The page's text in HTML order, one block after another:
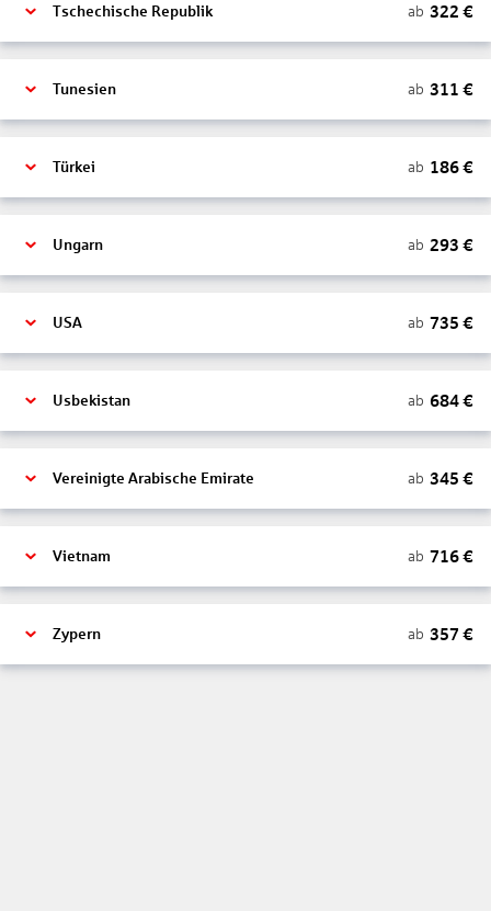
Tschechische Republik ab 322 €
Tunesien ab 311 €
Türkei ab 186€
Ungarn ab 293 €
USA ab 735 €
Usbekistan ab 684€
Vereinigte Arabische Emirate ab 345 €
Vietnam ab 716€
Zypern ab 357 €